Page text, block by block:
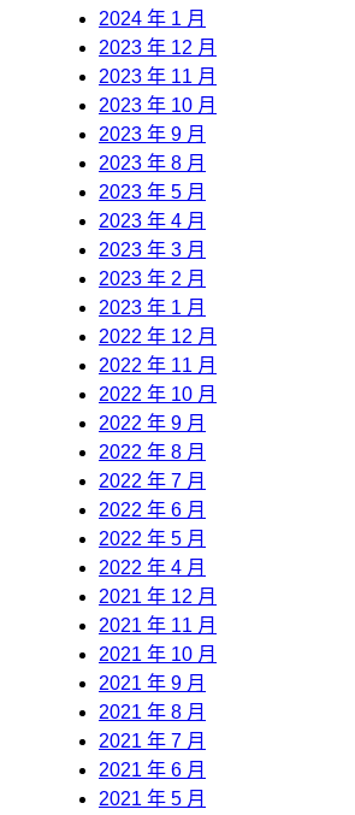
2024 年 1 月
2023 年 12 月
2023 年 11 月
2023 年 10 月
2023 年 9 月
2023 年 8 月
2023 年 5 月
2023 年 4 月
2023 年 3 月
2023 年 2 月
2023 年 1 月
2022 年 12 月
2022 年 11 月
2022 年 10 月
2022 年 9 月
2022 年 8 月
2022 年 7 月
2022 年 6 月
2022 年 5 月
2022 年 4 月
2021 年 12 月
2021 年 11 月
2021 年 10 月
2021 年 9 月
2021 年 8 月
2021 年 7 月
2021 年 6 月
2021 年 5 月